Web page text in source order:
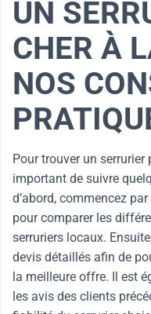
UN
CHER À
NOS
Pour trouver un
important de suivre
d’abord, commencez
pour comparer les
serruriers locaux.
devis détaillés afin de
la meilleure offre. Il est
les avis des clients